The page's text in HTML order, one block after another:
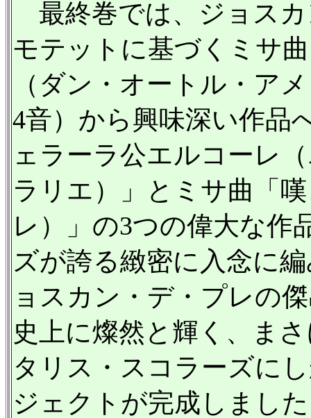
最終巻では、ジョス
モテットに基づくミサ
（ダン・オートル・ア
4音）から興味深い作品
ェラーラ公エルコーレ
ラリエ）」とミサ曲「
レ）」の3つの偉大な作
ズが誇る緻密に入念に
ョスカン・デ・プレの
史上に燦然と輝く、ま
タリス・スコラーズに
ジェクトが完成しまし